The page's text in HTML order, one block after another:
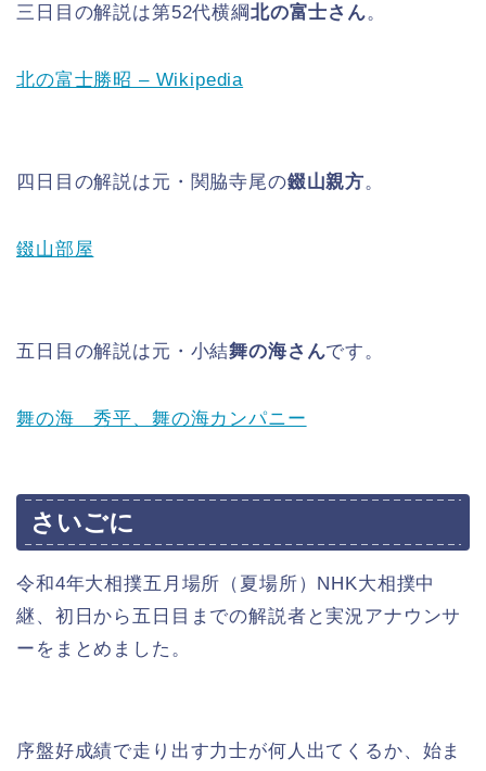
三日目の解説は第52代横綱北の富士さん。
北の富士勝昭 – Wikipedia
四日目の解説は元・関脇寺尾の錣山親方。
錣山部屋
五日目の解説は元・小結舞の海さんです。
舞の海 秀平、舞の海カンパニー
さいごに
令和4年大相撲五月場所（夏場所）NHK大相撲中
継、初日から五日目までの解説者と実況アナウンサ
ーをまとめました。
序盤好成績で走り出す力士が何人出てくるか、始ま